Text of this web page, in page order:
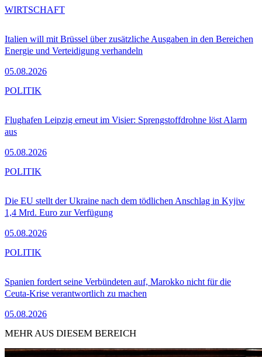
Italien will mit Brüssel über zusätzliche Ausgaben in den Bereichen
Energie und Verteidigung verhandeln
05.08.2026
WIRTSCHAFT
Flughafen Leipzig erneut im Visier: Sprengstoffdrohne löst Alarm
aus
05.08.2026
POLITIK
Die EU stellt der Ukraine nach dem tödlichen Anschlag in Kyjiw
1,4 Mrd. Euro zur Verfügung
05.08.2026
POLITIK
Spanien fordert seine Verbündeten auf, Marokko nicht für die
Ceuta-Krise verantwortlich zu machen
05.08.2026
POLITIK
MEHR AUS DIESEM BEREICH